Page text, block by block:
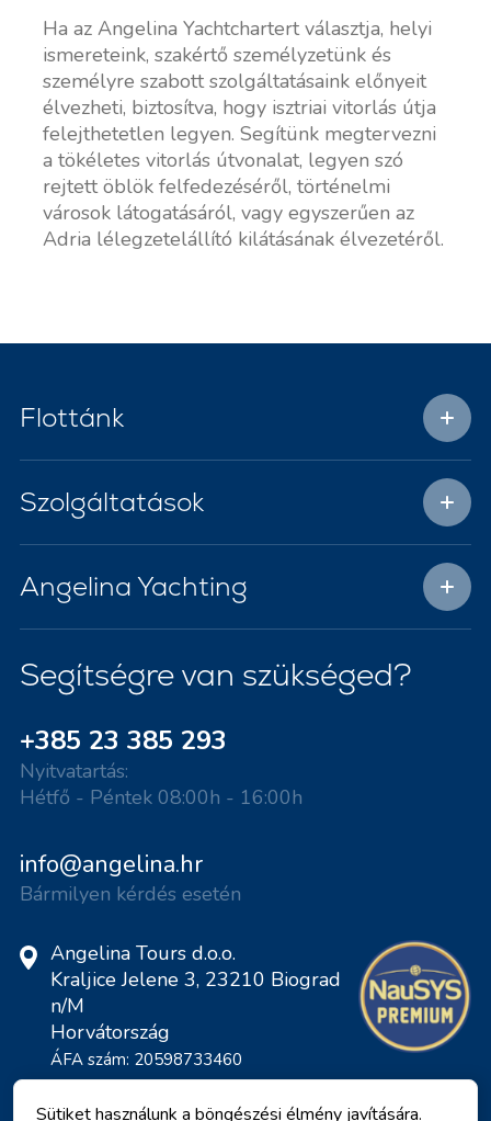
Ha az Angelina Yachtchartert választja, helyi
ismereteink, szakértő személyzetünk és
személyre szabott szolgáltatásaink előnyeit
élvezheti, biztosítva, hogy isztriai vitorlás útja
felejthetetlen legyen. Segítünk megtervezni
a tökéletes vitorlás útvonalat, legyen szó
rejtett öblök felfedezéséről, történelmi
városok látogatásáról, vagy egyszerűen az
Adria lélegzetelállító kilátásának élvezetéről.
Flottánk
Szolgáltatások
Angelina Yachting
Segítségre van szükséged?
+385 23 385 293
Nyitvatartás:
Hétfő - Péntek 08:00h - 16:00h
info@angelina.hr
Bármilyen kérdés esetén
Angelina Tours d.o.o.
Kraljice Jelene 3, 23210 Biograd
n/M
Horvátország
ÁFA szám: 20598733460
ID: HR-AB-23-060130534, MB:
0650676
Sütiket használunk a böngészési élmény javítására.